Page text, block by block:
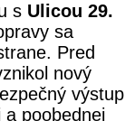
s Ulicou 29.
sa
Pred
nový
výstup
poobednej